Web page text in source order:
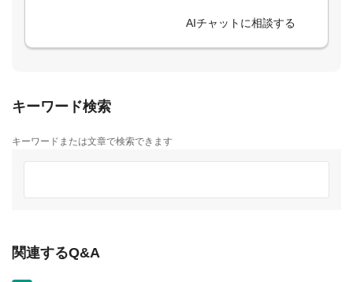
AIチャットに相談する
キーワード検索
キーワードまたは文章で検索できます
関連するQ&A